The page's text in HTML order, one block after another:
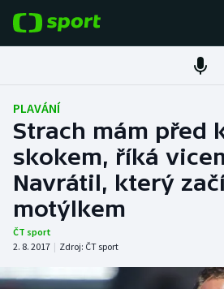
Fotbal
Hokej
Tenis
Atletika
PLAVÁNÍ
Strach mám před
skokem, říká
Navrátil, který
motýlkem
ČT sport
2. 8. 2017 | Zdroj: ČT sport